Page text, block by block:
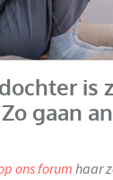
is
gaan
ons forum haar